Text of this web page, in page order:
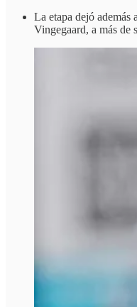
La etapa dejó además
Vingegaard, a más de